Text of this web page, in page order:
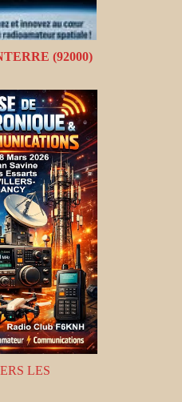
(92000)
LES